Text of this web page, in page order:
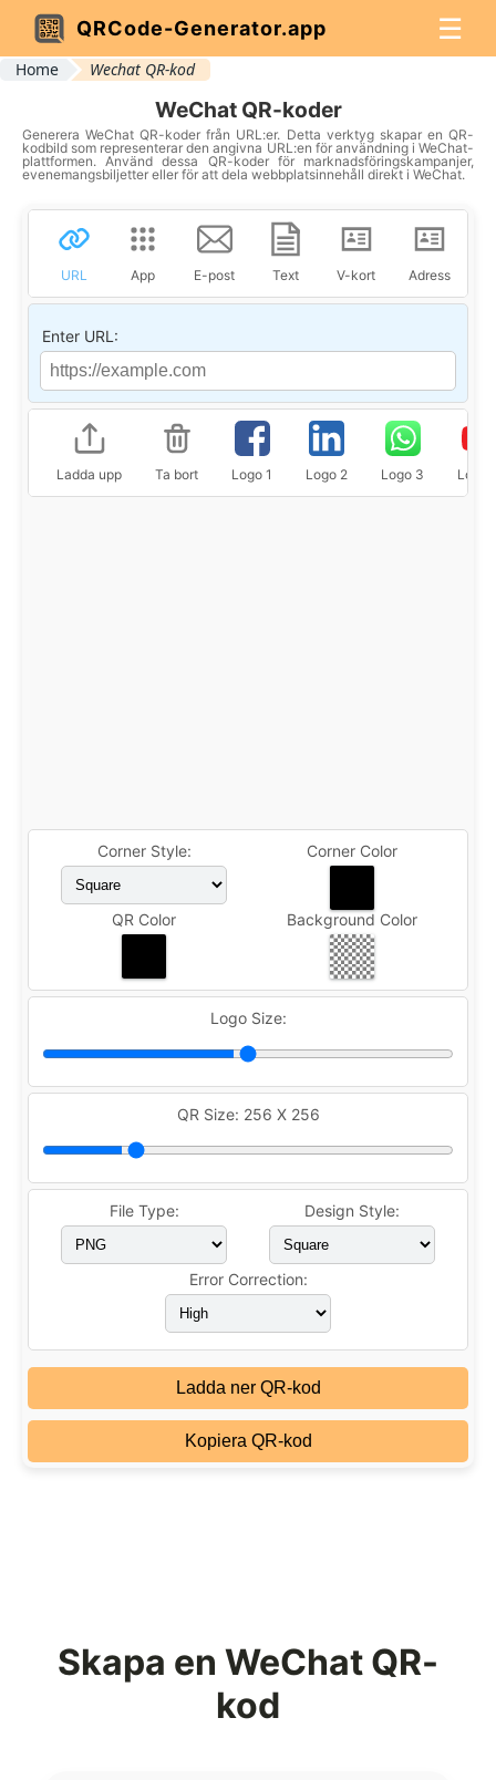
QRCode-Generator.app ☰
Home Wechat QR-kod
WeChat QR-koder
Generera WeChat QR-koder från URL:er. Detta verktyg skapar en QR-
kodbild som representerar den angivna URL:en för användning i WeChat-
plattformen. Använd dessa QR-koder för marknadsföringskampanjer,
evenemangsbiljetter eller för att dela webbplatsinnehåll direkt i WeChat.
URL App E-post Text V-kort Adress
Enter URL:
Ladda upp Ta bort Logo 1 Logo 2 Logo 3 Logo
Corner Style: Corner Color
QR Color Background Color
Logo Size:
QR Size: 256 X 256
File Type: Design Style:
Error Correction:
Ladda ner QR-kod
Kopiera QR-kod
Skapa en WeChat QR-
kod